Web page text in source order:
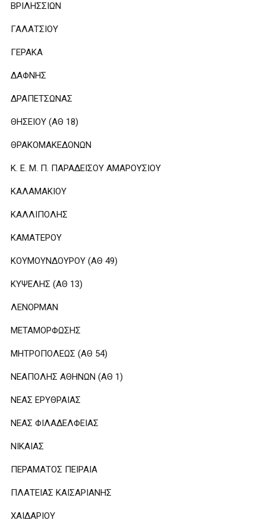
ΒΡΙΛΗΣΣΙΩΝ
ΓΑΛΑΤΣΙΟΥ
ΓΕΡΑΚΑ
ΔΑΦΝΗΣ
ΔΡΑΠΕΤΣΩΝΑΣ
ΘΗΣΕΙΟΥ (ΑΘ 18)
ΘΡΑΚΟΜΑΚΕΔΟΝΩΝ
Κ. Ε. Μ. Π. ΠΑΡΑΔΕΙΣΟΥ ΑΜΑΡΟΥΣΙΟΥ
ΚΑΛΑΜΑΚΙΟΥ
ΚΑΛΛΙΠΟΛΗΣ
ΚΑΜΑΤΕΡΟΥ
ΚΟΥΜΟΥΝΔΟΥΡΟΥ (ΑΘ 49)
ΚΥΨΕΛΗΣ (ΑΘ 13)
ΛΕΝΟΡΜΑΝ
ΜΕΤΑΜΟΡΦΩΣΗΣ
ΜΗΤΡΟΠΟΛΕΩΣ (ΑΘ 54)
ΝΕΑΠΟΛΗΣ ΑΘΗΝΩΝ (ΑΘ 1)
ΝΕΑΣ ΕΡΥΘΡΑΙΑΣ
ΝΕΑΣ ΦΙΛΑΔΕΛΦΕΙΑΣ
ΝΙΚΑΙΑΣ
ΠΕΡΑΜΑΤΟΣ ΠΕΙΡΑΙΑ
ΠΛΑΤΕΙΑΣ ΚΑΙΣΑΡΙΑΝΗΣ
ΧΑΙΔΑΡΙΟΥ